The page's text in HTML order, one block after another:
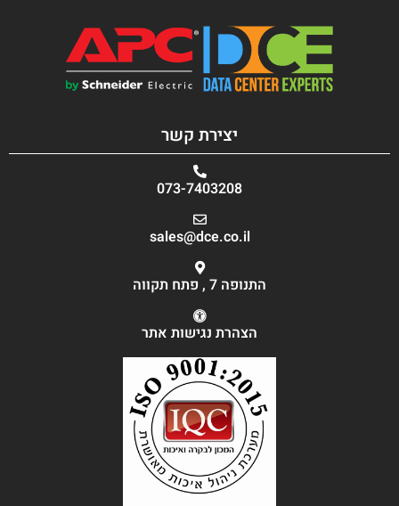
יצירת קשר
073-7403208
sales@dce.co.il
התנופה 7 , פתח תקווה
הצהרת נגישות אתר